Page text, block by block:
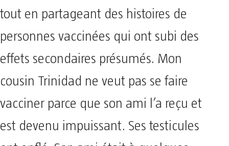
tout en partageant des histoires de
personnes vaccinées qui ont subi des
effets secondaires présumés. Mon
cousin Trinidad ne veut pas se faire
vacciner parce que son ami l’a reçu et
est devenu impuissant. Ses testicules